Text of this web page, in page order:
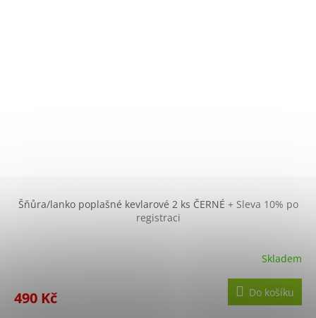
Šňůra/lanko poplašné kevlarové 2 ks ČERNÉ + Sleva 10% po
registraci
Skladem
490 Kč Do košíku